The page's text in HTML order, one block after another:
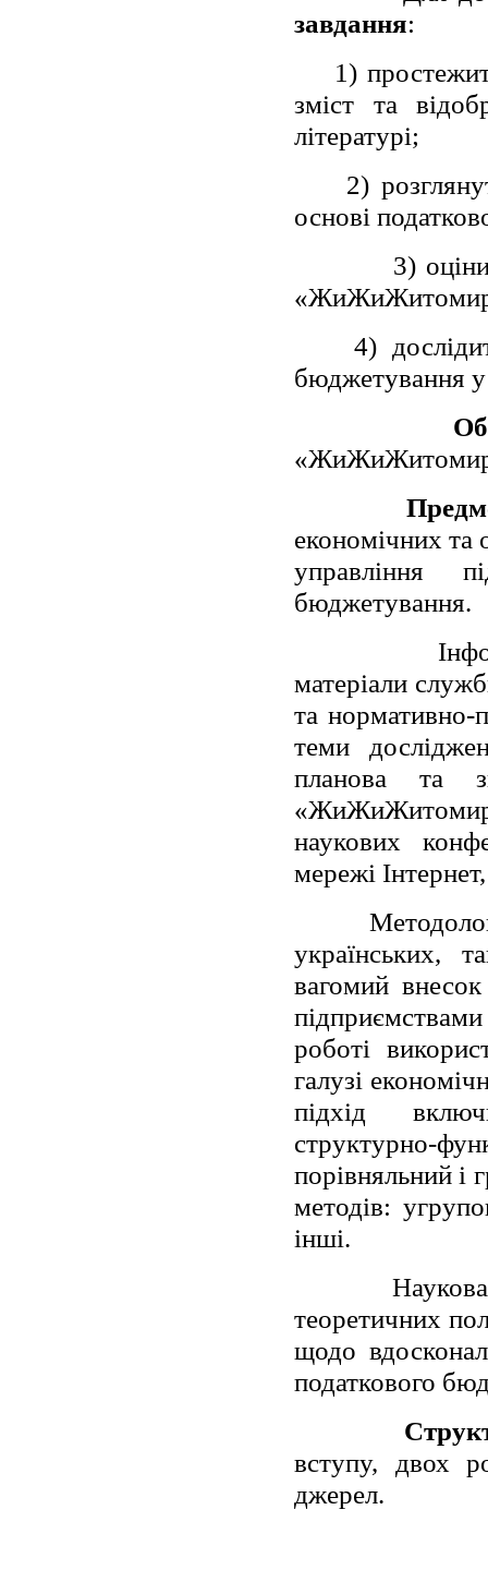
завдання:
1)
зміст та
літературі;
2)
основі
3)
4)
бюджетування у
економічних та
управління
бюджетування.
матеріали
та нормативно-
теми
планова та
наукових
мережі
українських,
вагомий
роботі
галузі
підхід
структурно-
порівняльний і
методів:
інші.
теоретичних
щодо
податкового
вступу, двох
джерел.